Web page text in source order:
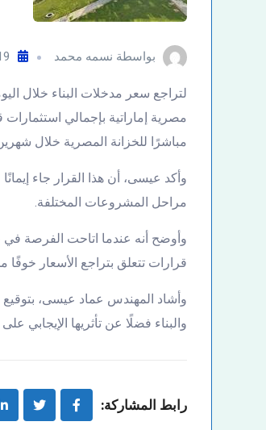
بواسطة نسمه محمد 19
لتراجع سعر مدخلات البناء خلال
مباشرًا للخزانة المصرية خلال
وأكد عيسى، أن هذا القرار جاء
مراحل المشروعات المختلفة.
وأوضح أنه عندما اتاحت الفرصة في
قرارات تتعلق بتراجع الأسعار
وأشاد المهندس عماد عيسى، بتوقيع
والبناء فضلًا عن تأثريها الإيجابي
رابط المشاركة: